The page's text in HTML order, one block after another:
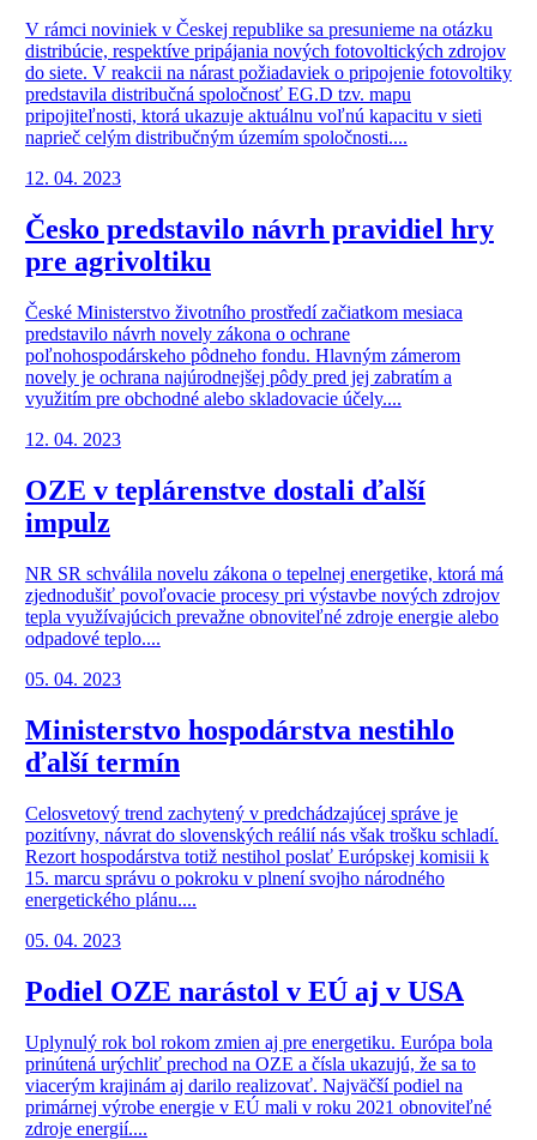
V rámci noviniek v Českej republike sa presunieme na otázku
distribúcie, respektíve pripájania nových fotovoltických zdrojov
do siete. V reakcii na nárast požiadaviek o pripojenie fotovoltiky
predstavila distribučná spoločnosť EG.D tzv. mapu
pripojiteľnosti, ktorá ukazuje aktuálnu voľnú kapacitu v sieti
naprieč celým distribučným územím spoločnosti....
12. 04. 2023
Česko predstavilo návrh pravidiel hry
pre agrivoltiku
České Ministerstvo životního prostředí začiatkom mesiaca
predstavilo návrh novely zákona o ochrane
poľnohospodárskeho pôdneho fondu. Hlavným zámerom
novely je ochrana najúrodnejšej pôdy pred jej zabratím a
využitím pre obchodné alebo skladovacie účely....
12. 04. 2023
OZE v teplárenstve dostali ďalší
impulz
NR SR schválila novelu zákona o tepelnej energetike, ktorá má
zjednodušiť povoľovacie procesy pri výstavbe nových zdrojov
tepla využívajúcich prevažne obnoviteľné zdroje energie alebo
odpadové teplo....
05. 04. 2023
Ministerstvo hospodárstva nestihlo
ďalší termín
Celosvetový trend zachytený v predchádzajúcej správe je
pozitívny, návrat do slovenských reálií nás však trošku schladí.
Rezort hospodárstva totiž nestihol poslať Európskej komisii k
15. marcu správu o pokroku v plnení svojho národného
energetického plánu....
05. 04. 2023
Podiel OZE narástol v EÚ aj v USA
Uplynulý rok bol rokom zmien aj pre energetiku. Európa bola
prinútená urýchliť prechod na OZE a čísla ukazujú, že sa to
viacerým krajinám aj darilo realizovať. Najväčší podiel na
primárnej výrobe energie v EÚ mali v roku 2021 obnoviteľné
zdroje energií....